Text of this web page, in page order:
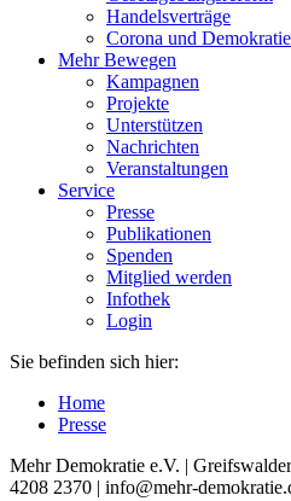
Handelsverträge
Corona und Demokratie
Mehr Bewegen
Kampagnen
Projekte
Unterstützen
Nachrichten
Veranstaltungen
Service
Presse
Publikationen
Spenden
Mitglied werden
Infothek
Login
Sie befinden sich hier:
Home
Presse
Mehr Demokratie e.V. |
4208 2370 | info@mehr-